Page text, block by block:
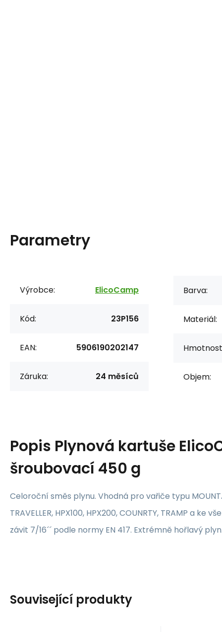
Parametry
Výrobce: ElicoCamp
Kód: 23P156
EAN: 5906190202147
Záruka: 24 měsíců
Barva:
Materiál:
Objem:
Popis Plynová kartuše
šroubovací 450 g
Celoroční směs plynu. Vhodná pro vařiče typu
TRAVELLER, HPX100, HPX200, COUNRTY, TRAMP a ke
závit 7/16´´ podle normy EN 417. Extrémně hořlavý
Související produkty